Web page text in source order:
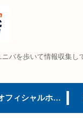
バを歩いて情報収集し
USJオフィシャルホテル